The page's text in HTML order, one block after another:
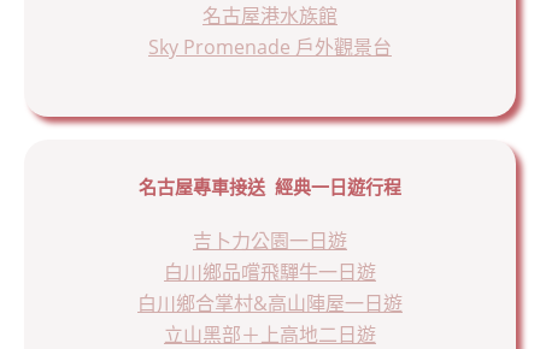
名古屋港水族館
Sky Promenade 戶外觀景台
名古屋專車接送 經典一日遊行程
吉卜力公園一日遊
白川鄉品嚐飛驒牛一日遊
白川鄉合掌村&高山陣屋一日遊
立山黑部＋上高地二日遊